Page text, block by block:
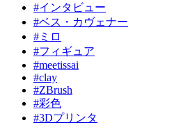
#インタビュー
#ベス・カヴェナー
#ミロ
#フィギュア
#meetissai
#clay
#ZBrush
#彩色
#3Dプリンタ